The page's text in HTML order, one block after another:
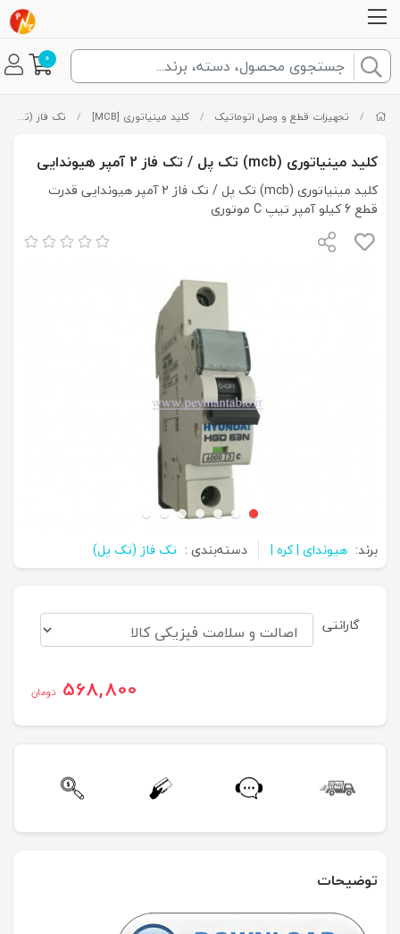
0
/ تجهیزات قطع و وصل اتوماتیک / کلید مینیاتوری [MCB] / تک فاز (تک پل)
کلید مینیاتوری (mcb) تک پل / تک فاز 2 آمپر هیوندایی
کلید مینیاتوری (mcb) تک پل / تک فاز 2 آمپر هیوندایی قدرت
قطع 6 کیلو آمپر تیپ C موتوری
برند: هیوندای | کره | دسته‌بندی : تک فاز (تک پل)
گارانتی
568,800 تومان
توضیحات